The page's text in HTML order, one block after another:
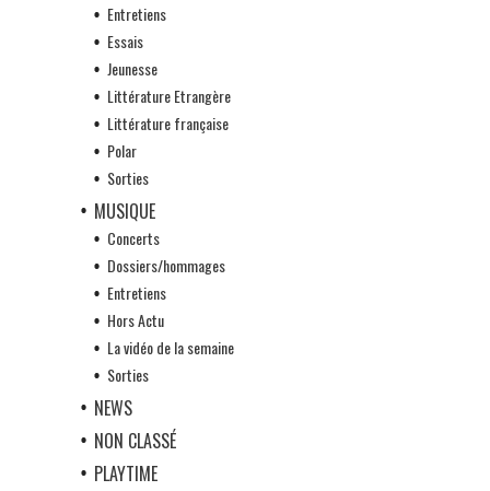
Entretiens
Essais
Jeunesse
Littérature Etrangère
Littérature française
Polar
Sorties
MUSIQUE
Concerts
Dossiers/hommages
Entretiens
Hors Actu
La vidéo de la semaine
Sorties
NEWS
NON CLASSÉ
PLAYTIME